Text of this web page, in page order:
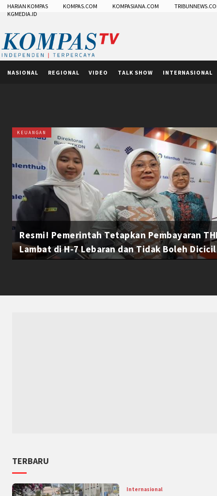
HARIAN KOMPAS KOMPAS.COM KOMPASIANA.COM
KGMEDIA.ID
NASIONAL REGIONAL VIDEO TALK SHOW INTERNASIONAL
KEUANGAN
Resmi! Pemerintah Tetapkan Pembayaran
Lambat di H-7 Lebaran dan Tidak Boleh Dicicil
TERBARU
Internasional